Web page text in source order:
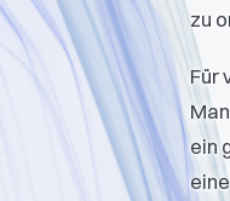
zu
Für
ein